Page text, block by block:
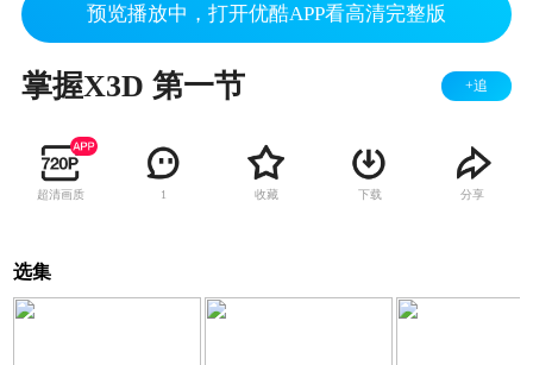
预览播放中，打开优酷APP看高清完整版
掌握X3D 第一节 +追
超清画质 1 收藏 下载 分享
选集